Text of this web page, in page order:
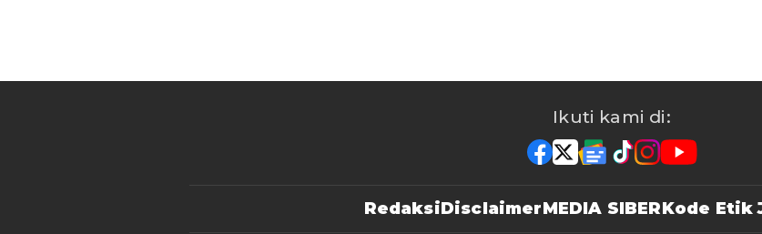
Ikuti kami di:
RedaksiDisclaimerMEDIA SIBERKode Etik